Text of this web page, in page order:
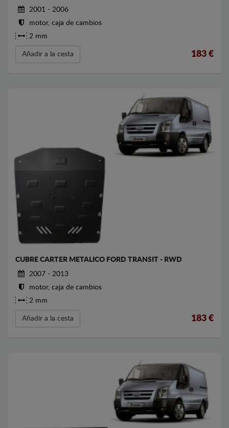
2001 - 2006
motor, caja de cambios
2 mm
Añadir a la cesta 183 €
CUBRE CARTER METALICO FORD TRANSIT - RWD
2007 - 2013
motor, caja de cambios
2 mm
Añadir a la cesta 183 €